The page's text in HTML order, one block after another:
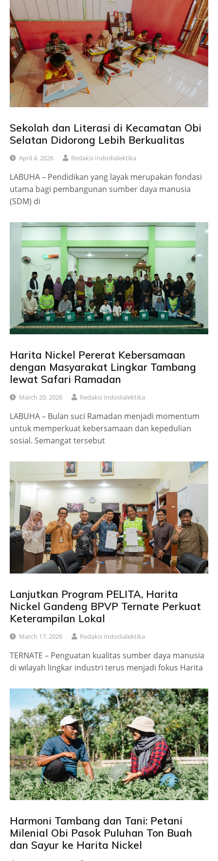
Sekolah dan Literasi di Kecamatan Obi
Selatan Didorong Lebih Berkualitas
April 4, 2026 Redaksi Indodialektika
LABUHA – Pendidikan yang layak merupakan fondasi
utama bagi pembangunan sumber daya manusia
(SDM) di
Harita Nickel Pererat Kebersamaan
dengan Masyarakat Lingkar Tambang
lewat Safari Ramadan
March 20, 2026 Redaksi Indodialektika
LABUHA – Bulan suci Ramadan menjadi momentum
untuk memperkuat kebersamaan dan kepedulian
sosial. Semangat tersebut
Lanjutkan Program PELITA, Harita
Nickel Gandeng BPVP Ternate Perkuat
Keterampilan Lokal
March 17, 2026 Redaksi Indodialektika
TERNATE – Penguatan kualitas sumber daya manusia
di wilayah lingkar industri terus menjadi fokus Harita
Harmoni Tambang dan Tani: Petani
Milenial Obi Pasok Puluhan Ton Buah
dan Sayur ke Harita Nickel